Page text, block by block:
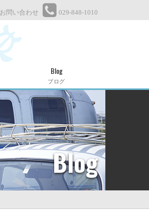
お問い合わせ 029-848-1010
Blog
ブログ
Blog